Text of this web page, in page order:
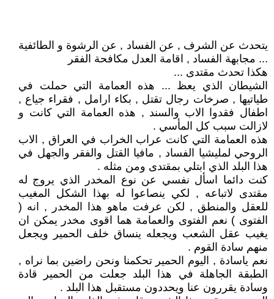
يتحدث عن الشرف , عن الفساد , عن الرشوة و الطائفية
... مجابهة الفساد , اقامة العدل مكافحة الفقر
هكذا تحدث مقتدى ...
الشيطان الذي يعظ ... هذه العمامة التي حملت في
طياتيها , صرخات رجال تقتل , بكاء ارامل , فقراء جياع ,
اطفال فقدوا الاب والسند , هذه العمامة التي كانت و
لازالت سبب كل المأسي .
هذه العمامة التي كانت عراب الخراب في العراق , الاب
الروحي لمليشيا الفساد , مافيا القتل والفقر والجهل في
هذا البلد الذي ابتلي بمقتدى ومن مثله .
كنت دائما اسأل نفسي عن نوع المخدر الذي يروج له
مقتدى لاتباعه , لكي ينصاعوا له بهذا الشكل المغيب
للعقل والمنطق , لكن عرفت ماهو هذا المخدر , انه (
الفتوى ) نعم الفتوى والعمامة هما اقوى مخدر يمكن ان
يغيب عقل الشعب ويجعله ينساق خلف الحمير ويجعل
منهم سادة القوم .
نعم ياسادة , اليوم الحمير تحكمنا ونحن راضين بما نراه ,
الطبقة الجاهلة في هذا البلد جعلت من الحمير قادة
وسادة يقررون عنا ويحددون مستقبل هذا البلد .